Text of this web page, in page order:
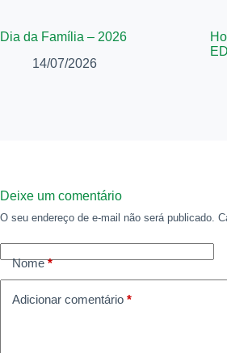
Dia da Família – 2026
14/07/2026
Deixe um comentário
O seu endereço de e-mail não será publicado.
Nome*
Adicionar comentário *